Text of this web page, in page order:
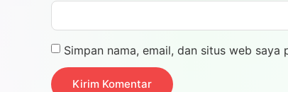
Simpan nama, email, dan situs web